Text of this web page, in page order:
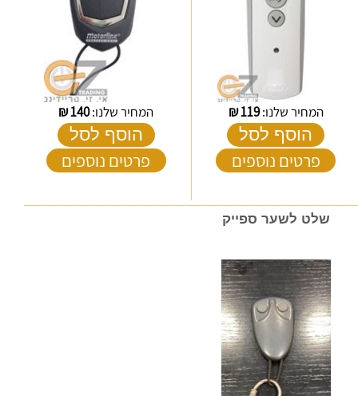
המחיר שלנו:119
₪
הוסף לסל
פרטים נוספים
המחיר שלנו:140
₪
הוסף לסל
פרטים נוספים
שלט לשער ספייק